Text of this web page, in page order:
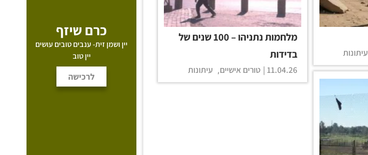
מלחמות נתניהו – 100 שנים של
בדידות
11.04.26 | טורים אישיים, עיתונות
עיתונות
כרם שיזף
יין ושמן זית- ענבים טובים עושים
יין טוב
לרכישה